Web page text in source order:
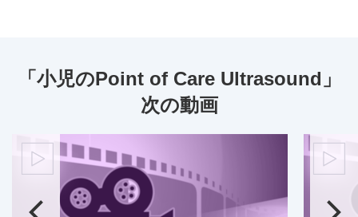
「小児のPoint of Care Ultrasound」
次の動画